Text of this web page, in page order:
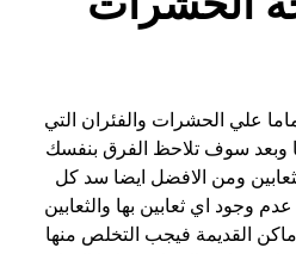
علي الحشرات والفئران التي
وبعد سوف تلاحظ الفرق بنفسك
ومن الافضل ايضا سد كل
وجود اي ثعابين بها والثعابين
القديمة فيجب التخلص منها